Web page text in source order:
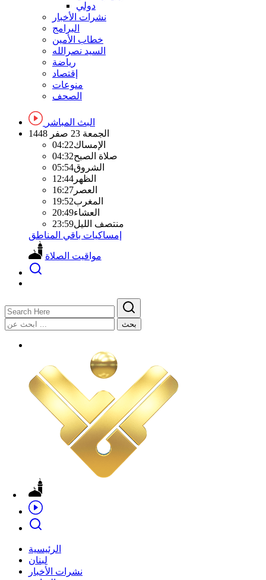
دولي
نشرات الأخبار
البرامج
خطاب الأمين
السيد نصرالله
رياضة
إقتصاد
منوعات
الصحف
البث المباشر
الجمعة 23 صفر 1448
الإمساك04:22
صلاة الصبح04:32
الشروق05:54
الظهر 12:44
العصر 16:27
المغرب19:52
العشاء20:49
منتصف الليل23:59
إمساكيات باقي المناطق
مواقيت الصلاة
بحث
الرئيسية
لبنان
نشرات الأخبار